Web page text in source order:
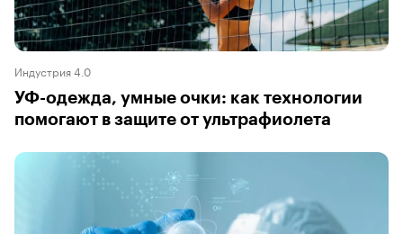
Индустрия 4.0
УФ-одежда, умные очки: как технологии
помогают в защите от ультрафиолета